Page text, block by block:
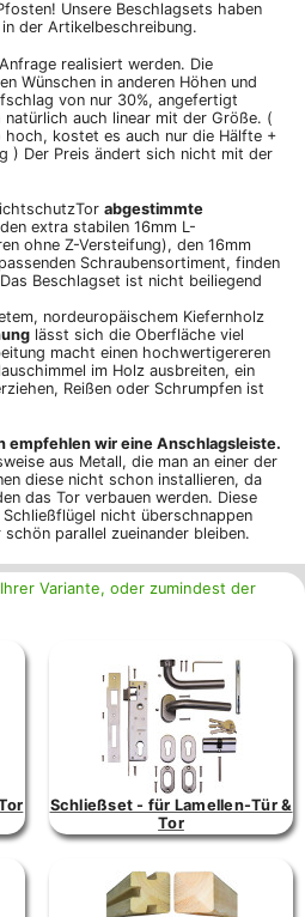
Unsere Beschlagsets haben
der Artikelbeschreibung.
realisiert werden. Die
Wünschen in anderen Höhen und
von nur 30%, angefertigt
auch linear mit der Größe. (
kostet es auch nur die Hälfte +
) Der Preis ändert sich nicht mit der
abgestimmte
extra stabilen 16mm L-
ohne Z-Versteifung), den 16mm
Schraubensortiment, finden
Beschlagset ist nicht beiliegend
nordeuropäischem Kiefernholz
lässt sich die Oberfläche viel
macht einen hochwertigereren
im Holz ausbreiten, ein
Reißen oder Schrumpfen ist
empfehlen wir eine Anschlagsleiste.
aus Metall, die man an einer der
diese nicht schon installieren, da
das Tor verbauen werden. Diese
nicht überschnappen
parallel zueinander bleiben.
Variante, oder zumindest der
Schließset - für Lamellen-Tür &
Tor